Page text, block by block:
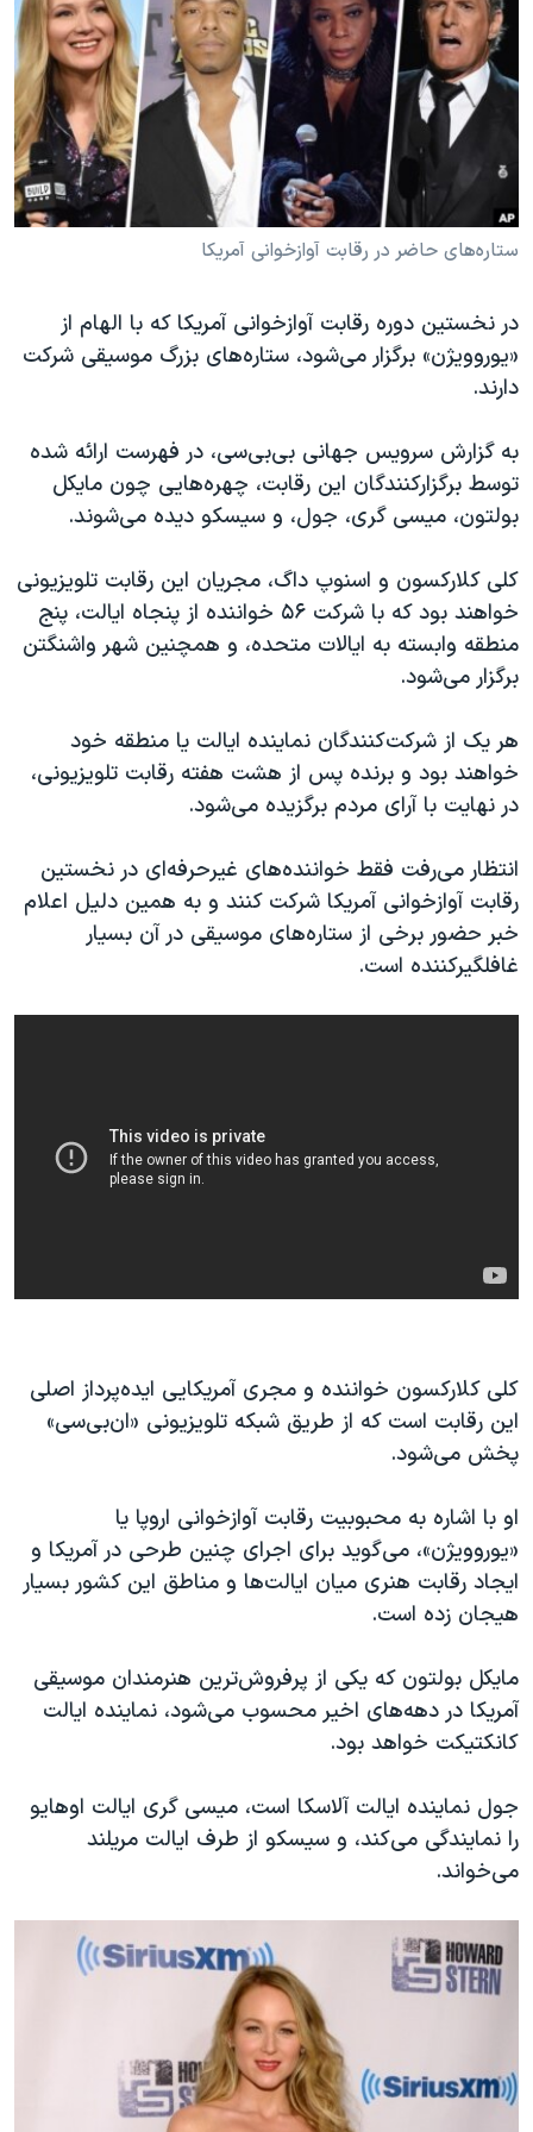
فرهنگ و زندگی
حقوق شهروندی
اقتصادی
علم و فناوری
اسرائیل در جنگ
مستندها
انتخابات ریاست جمهوری آمریکا ۲۰۲۴
حمله جمهوری اسلامی به اسرائیل
رمز مهسا
ورزش زنان در ایران
تریبونال مردمی آبان ۹۸
دادگاه حمید نوری
قانون شفافیت دارائی کادر رهبری ایران
اعتراضات مردمی آبان ۹۸
نرگس محمدی برنده جایزه نوبل صلح
همایش محافظه‌کاران آمریکا «سی‌پک»
صفحه‌های ویژه
دنبال کنید
زبانهای مختلف
ستاره‌های حاضر در رقابت آوازخوانی آمریکا
در نخستین دوره رقابت آوازخوانی آمریکا که با الهام از
«یوروویژن» برگزار می‌شود، ستاره‌های بزرگ موسیقی شرکت
دارند.
به گزارش سرویس جهانی بی‌بی‌سی، در فهرست ارائه شده
توسط برگزارکنندگان این رقابت، چهره‌هایی چون مایکل
بولتون، میسی گری، جول، و سیسکو دیده می‌شوند.
کلی کلارکسون و اسنوپ داگ، مجریان این رقابت تلویزیونی
خواهند بود که با شرکت ۵۶ خواننده از پنجاه ایالت، پنج
منطقه وابسته به ایالات متحده، و همچنین شهر واشنگتن
برگزار می‌شود.
هر یک از شرکت‌کنندگان نماینده ایالت یا منطقه خود
خواهند بود و برنده پس از هشت هفته رقابت تلویزیونی،
در نهایت با آرای مردم برگزیده می‌شود.
انتظار می‌رفت فقط خواننده‌های غیرحرفه‌ای در نخستین
رقابت آوازخوانی آمریکا شرکت کنند و به همین دلیل اعلام
خبر حضور برخی از ستاره‌های موسیقی در آن بسیار
غافلگیرکننده است.
کلی کلارکسون خواننده و مجری آمریکایی ایده‌پرداز اصلی
این رقابت است که از طریق شبکه تلویزیونی «ان‌بی‌سی»
پخش می‌شود.
او با اشاره به محبوبیت رقابت آوازخوانی اروپا یا
«یوروویژن»، می‌گوید برای اجرای چنین طرحی در آمریکا و
ایجاد رقابت هنری میان ایالت‌ها و مناطق این کشور بسیار
هیجان‌ زده است.
مایکل بولتون که یکی از پرفروش‌ترین هنرمندان موسیقی
آمریکا در دهه‌های اخیر محسوب می‌شود، نماینده ایالت
کانکتیکت خواهد بود.
جول نماینده ایالت آلاسکا است، میسی گری ایالت اوهایو
را نمایندگی می‌کند، و سیسکو از طرف ایالت مریلند
می‌خواند.